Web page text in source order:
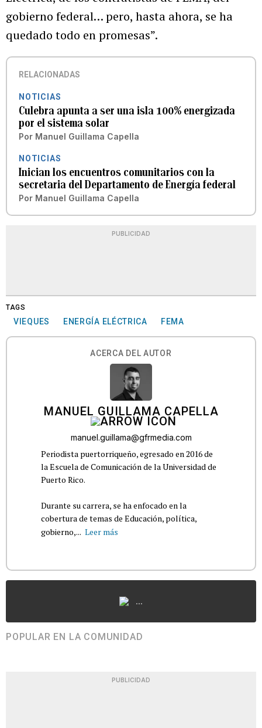
gobierno federal… pero, hasta ahora, se ha
quedado todo en promesas”.
RELACIONADAS
NOTICIAS
Culebra apunta a ser una isla 100% energizada
por el sistema solar
Por Manuel Guillama Capella
NOTICIAS
Inician los encuentros comunitarios con la
secretaria del Departamento de Energía federal
Por Manuel Guillama Capella
PUBLICIDAD
TAGS
VIEQUES ENERGÍA ELÉCTRICA FEMA
ACERCA DEL AUTOR
MANUEL GUILLAMA CAPELLA
manuel.guillama@gfrmedia.com
Periodista puertorriqueño, egresado en 2016 de
la Escuela de Comunicación de la Universidad de
Puerto Rico.
Durante su carrera, se ha enfocado en la
cobertura de temas de Educación, política,
gobierno,... Leer más
...
POPULAR EN LA COMUNIDAD
PUBLICIDAD